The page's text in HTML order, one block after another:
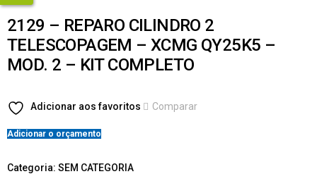
2129 – REPARO CILINDRO 2
TELESCOPAGEM – XCMG QY25K5 –
MOD. 2 – KIT COMPLETO
Adicionar aos favoritos Comparar
Adicionar o orçamento
Categoria: SEM CATEGORIA